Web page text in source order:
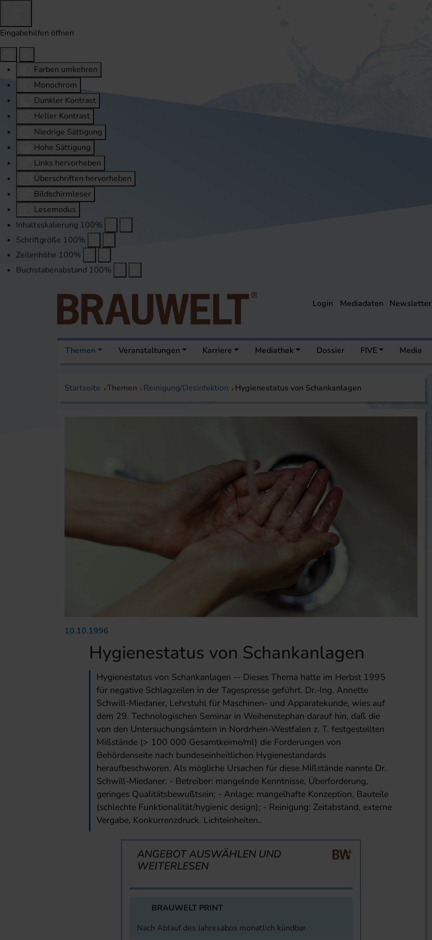
Eingabehilfen öffnen
Farben umkehren
Monochrom
Dunkler Kontrast
Heller Kontrast
Niedrige Sättigung
Hohe Sättigung
Links hervorheben
Überschriften hervorheben
Bildschirmleser
Lesemodus
Inhaltsskalierung 100%
Schriftgröße 100%
Zeilenhöhe 100%
Buchstabenabstand 100%
Login Mediadaten Newsletter
Themen Veranstaltungen Karriere Mediathek Dossier FIVE Media
Startseite Themen Reinigung/Desinfektion Hygienestatus von Schankanlagen
10.10.1996
Hygienestatus von Schankanlagen
Hygienestatus von Schankanlagen -- Dieses Thema hatte im Herbst 1995
für negative Schlagzeilen in der Tagespresse geführt. Dr.-Ing. Annette
Schwill-Miedaner, Lehrstuhl für Maschinen- und Apparatekunde, wies auf
dem 29. Technologischen Seminar in Weihenstephan darauf hin, daß die
von den Untersuchungsämtern in Nordrhein-Westfalen z. T. festgestellten
Mißstände (> 100 000 Gesamtkeime/ml) die Forderungen von
Behördenseite nach bundeseinheitlichen Hygienestandards
heraufbeschworen. Als mögliche Ursachen für diese Mißstände nannte Dr.
Schwill-Miedaner: - Betreiber: mangelnde Kenntnisse, Überforderung,
geringes Qualitätsbewußtsein; - Anlage: mangelhafte Konzeption, Bauteile
(schlechte Funktionalität/hygienic design); - Reinigung: Zeitabstand, externe
Vergabe, Konkurrenzdruck. Lichteinheiten..
ANGEBOT AUSWÄHLEN UND
WEITERLESEN
BRAUWELT PRINT
Nach Ablauf des Jahresabos monatlich kündbar.